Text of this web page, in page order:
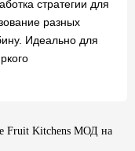
стратегии для
разных
Идеально для
Fruit Kitchens МОД на